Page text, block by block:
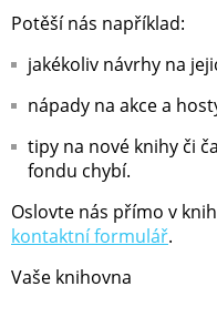
Potěší nás například:
jakékoliv návrhy na
nápady na akce a
tipy na nové knihy či
fondu chybí.
Oslovte nás přímo v
kontaktní formulář.
Vaše knihovna